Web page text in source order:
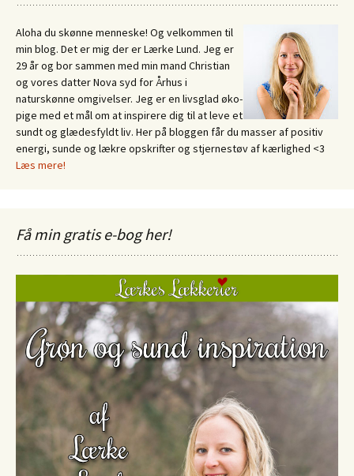
Aloha du skønne menneske! Og velkommen til
min blog. Det er mig der er Lærke Lund. Jeg er
29 år og bor sammen med min mand Christian
og vores datter Nova syd for Århus i
naturskønne omgivelser. Jeg er en livsglad øko-
pige med et mål om at inspirere dig til at leve et
sundt og glædesfyldt liv. Her på bloggen får du masser af positiv
energi, sunde og lækre opskrifter og stjernestøv af kærlighed <3
Læs mere!
Få min gratis e-bog her!